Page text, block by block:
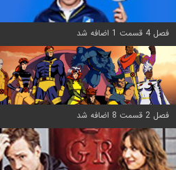
فصل 4 قسمت 1 اضافه شد
فصل 2 قسمت 8 اضافه شد